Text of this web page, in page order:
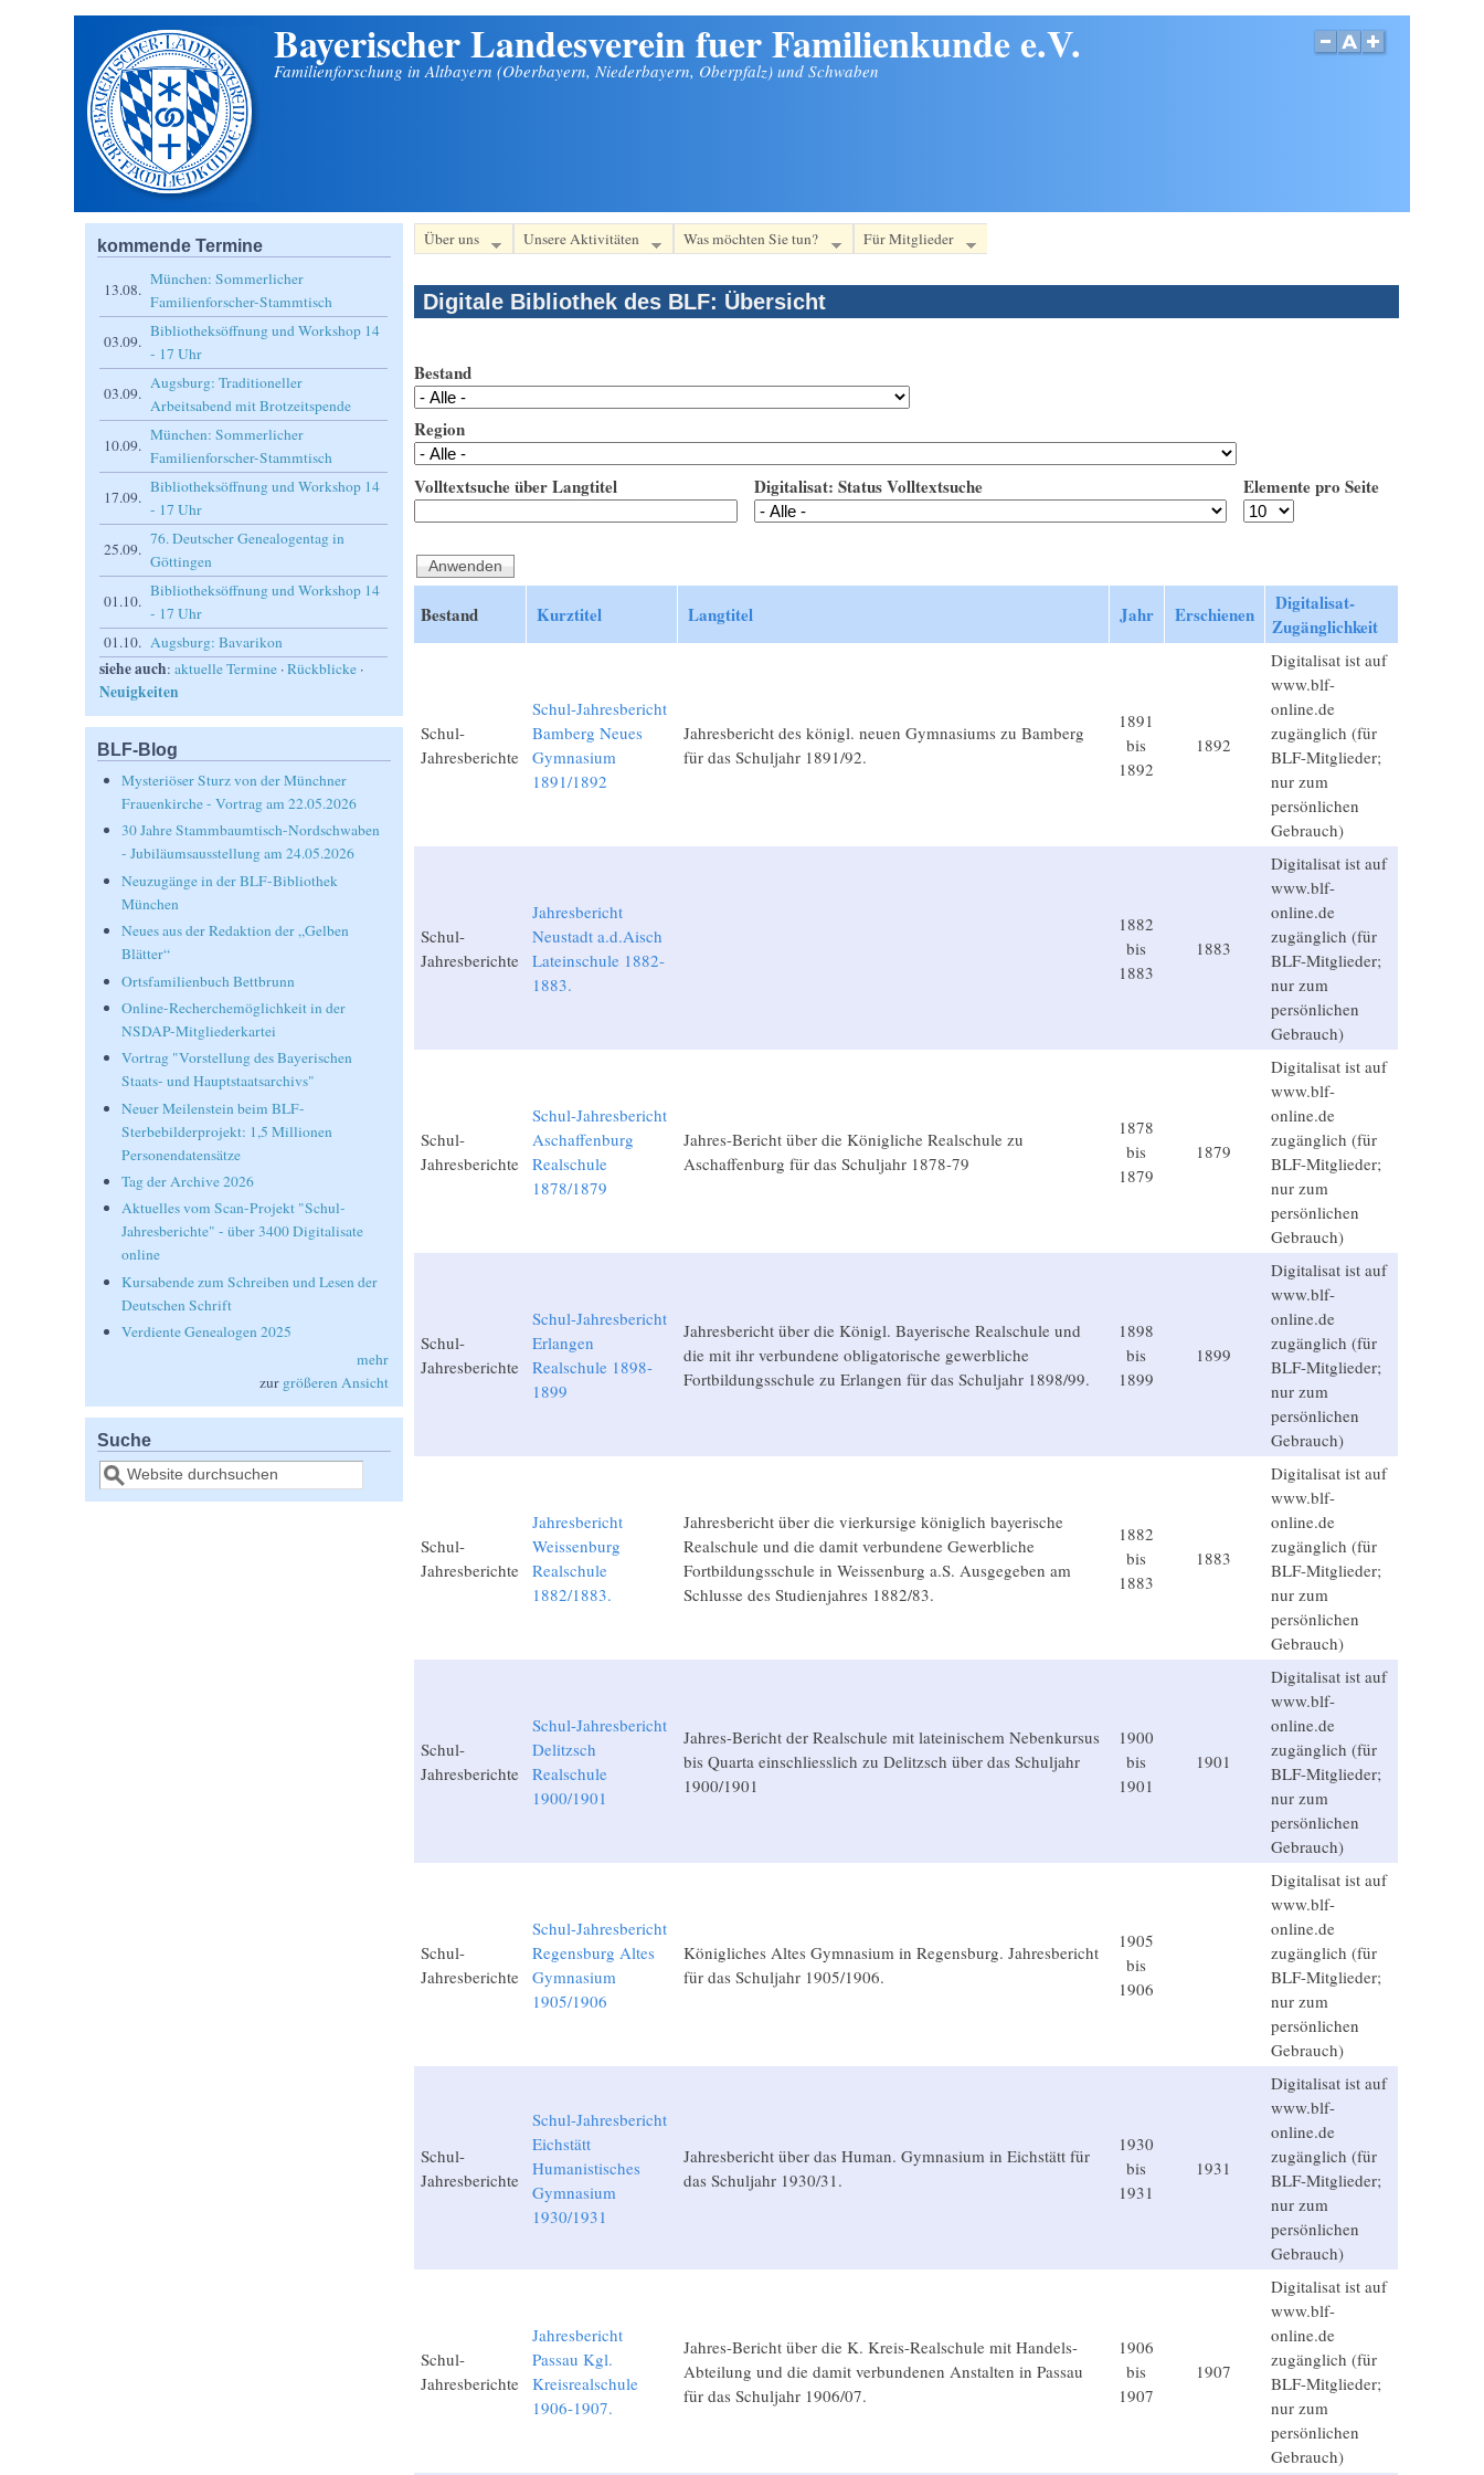
Bayerischer Landesverein fuer Familienkunde e.V.
Familienforschung in Altbayern (Oberbayern, Niederbayern, Oberpfalz) und Schwaben
Über uns Unsere Aktivitäten Was möchten Sie tun? Für Mitglieder
Digitale Bibliothek des BLF: Übersicht
Bestand
Region
Volltextsuche über Langtitel Digitalisat: Status Volltextsuche Elemente pro Seite
Bestand Kurztitel Langtitel Jahr Erschienen
Digitalisat-
Zugänglichkeit
Schul-
Jahresberichte
Schul-Jahresbericht
Bamberg Neues
Gymnasium
1891/1892
Jahresbericht des königl. neuen Gymnasiums zu Bamberg
für das Schuljahr 1891/92.
1891
bis
1892
1892
Digitalisat ist auf
www.blf-
online.de
zugänglich (für
BLF-Mitglieder;
nur zum
persönlichen
Gebrauch)
Schul-
Jahresberichte
Jahresbericht
Neustadt a.d.Aisch
Lateinschule 1882-
1883.
1882
bis
1883
1883
Digitalisat ist auf
www.blf-
online.de
zugänglich (für
BLF-Mitglieder;
nur zum
persönlichen
Gebrauch)
Schul-
Jahresberichte
Schul-Jahresbericht
Aschaffenburg
Realschule
1878/1879
Jahres-Bericht über die Königliche Realschule zu
Aschaffenburg für das Schuljahr 1878-79
1878
bis
1879
1879
Digitalisat ist auf
www.blf-
online.de
zugänglich (für
BLF-Mitglieder;
nur zum
persönlichen
Gebrauch)
Schul-
Jahresberichte
Schul-Jahresbericht
Erlangen
Realschule 1898-
1899
Jahresbericht über die Königl. Bayerische Realschule und
die mit ihr verbundene obligatorische gewerbliche
Fortbildungsschule zu Erlangen für das Schuljahr 1898/99.
1898
bis
1899
1899
Digitalisat ist auf
www.blf-
online.de
zugänglich (für
BLF-Mitglieder;
nur zum
persönlichen
Gebrauch)
Schul-
Jahresberichte
Jahresbericht
Weissenburg
Realschule
1882/1883.
Jahresbericht über die vierkursige königlich bayerische
Realschule und die damit verbundene Gewerbliche
Fortbildungsschule in Weissenburg a.S. Ausgegeben am
Schlusse des Studienjahres 1882/83.
1882
bis
1883
1883
Digitalisat ist auf
www.blf-
online.de
zugänglich (für
BLF-Mitglieder;
nur zum
persönlichen
Gebrauch)
Schul-
Jahresberichte
Schul-Jahresbericht
Delitzsch
Realschule
1900/1901
Jahres-Bericht der Realschule mit lateinischem Nebenkursus
bis Quarta einschliesslich zu Delitzsch über das Schuljahr
1900/1901
1900
bis
1901
1901
Digitalisat ist auf
www.blf-
online.de
zugänglich (für
BLF-Mitglieder;
nur zum
persönlichen
Gebrauch)
Schul-
Jahresberichte
Schul-Jahresbericht
Regensburg Altes
Gymnasium
1905/1906
Königliches Altes Gymnasium in Regensburg. Jahresbericht
für das Schuljahr 1905/1906.
1905
bis
1906
Digitalisat ist auf
www.blf-
online.de
zugänglich (für
BLF-Mitglieder;
nur zum
persönlichen
Gebrauch)
Schul-
Jahresberichte
Schul-Jahresbericht
Eichstätt
Humanistisches
Gymnasium
1930/1931
Jahresbericht über das Human. Gymnasium in Eichstätt für
das Schuljahr 1930/31.
1930
bis
1931
1931
Digitalisat ist auf
www.blf-
online.de
zugänglich (für
BLF-Mitglieder;
nur zum
persönlichen
Gebrauch)
Schul-
Jahresberichte
Jahresbericht
Passau Kgl.
Kreisrealschule
1906-1907.
Jahres-Bericht über die K. Kreis-Realschule mit Handels-
Abteilung und die damit verbundenen Anstalten in Passau
für das Schuljahr 1906/07.
1906
bis
1907
1907
Digitalisat ist auf
www.blf-
online.de
zugänglich (für
BLF-Mitglieder;
nur zum
persönlichen
Gebrauch)
kommende Termine
13.08.
München: Sommerlicher
Familienforscher-Stammtisch
03.09.
Bibliotheksöffnung und Workshop 14
- 17 Uhr
03.09.
Augsburg: Traditioneller
Arbeitsabend mit Brotzeitspende
10.09.
München: Sommerlicher
Familienforscher-Stammtisch
17.09.
Bibliotheksöffnung und Workshop 14
- 17 Uhr
25.09.
76. Deutscher Genealogentag in
Göttingen
01.10.
Bibliotheksöffnung und Workshop 14
- 17 Uhr
01.10. Augsburg: Bavarikon
siehe auch:aktuelle Termine ·Rückblicke ·
Neuigkeiten
BLF-Blog
Mysteriöser Sturz von der Münchner
Frauenkirche - Vortrag am 22.05.2026
30 Jahre Stammbaumtisch-Nordschwaben
- Jubiläumsausstellung am 24.05.2026
Neuzugänge in der BLF-Bibliothek
München
Neues aus der Redaktion der „Gelben
Blätter“
Ortsfamilienbuch Bettbrunn
Online-Recherchemöglichkeit in der
NSDAP-Mitgliederkartei
Vortrag "Vorstellung des Bayerischen
Staats- und Hauptstaatsarchivs"
Neuer Meilenstein beim BLF-
Sterbebilderprojekt: 1,5 Millionen
Personendatensätze
Tag der Archive 2026
Aktuelles vom Scan-Projekt "Schul-
Jahresberichte" - über 3400 Digitalisate
online
Kursabende zum Schreiben und Lesen der
Deutschen Schrift
Verdiente Genealogen 2025
mehr
zur größeren Ansicht
Suche
Suche